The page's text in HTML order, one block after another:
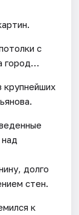
с
город…
крупнейших
долго
стен.
к